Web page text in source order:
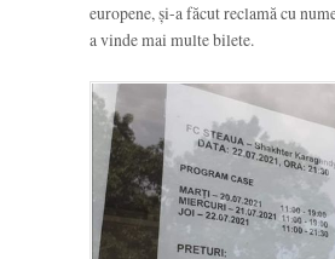
europene, și-a făcut reclamă cu
a vinde mai multe bilete.